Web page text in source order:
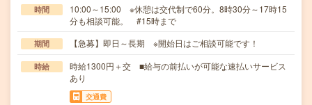
時間
10:00～15:00 ※休憩は交代制で60分。8時30分～17時15
分も相談可能。 #15時まで
期間 【急募】即日～長期 ※開始日はご相談可能です！
時給
時給1300円＋交 ■給与の前払いが可能な速払いサービス
あり
交通費